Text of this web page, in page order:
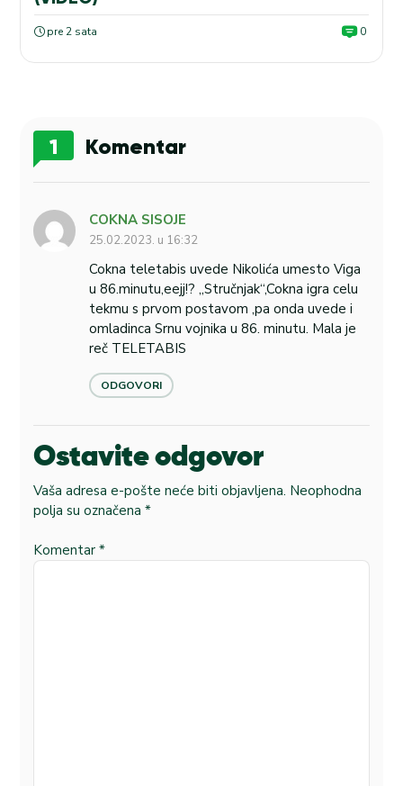
pre 2 sata 0
1 Komentar
COKNA SISOJE
25.02.2023. u 16:32
Cokna teletabis uvede Nikolića umesto Viga
u 86.minutu,eejj!? „Stručnjak“,Cokna igra celu
tekmu s prvom postavom ,pa onda uvede i
omladinca Srnu vojnika u 86. minutu. Mala je
reč TELETABIS
ODGOVORI
Ostavite odgovor
Vaša adresa e-pošte neće biti objavljena. Neophodna
polja su označena *
Komentar *